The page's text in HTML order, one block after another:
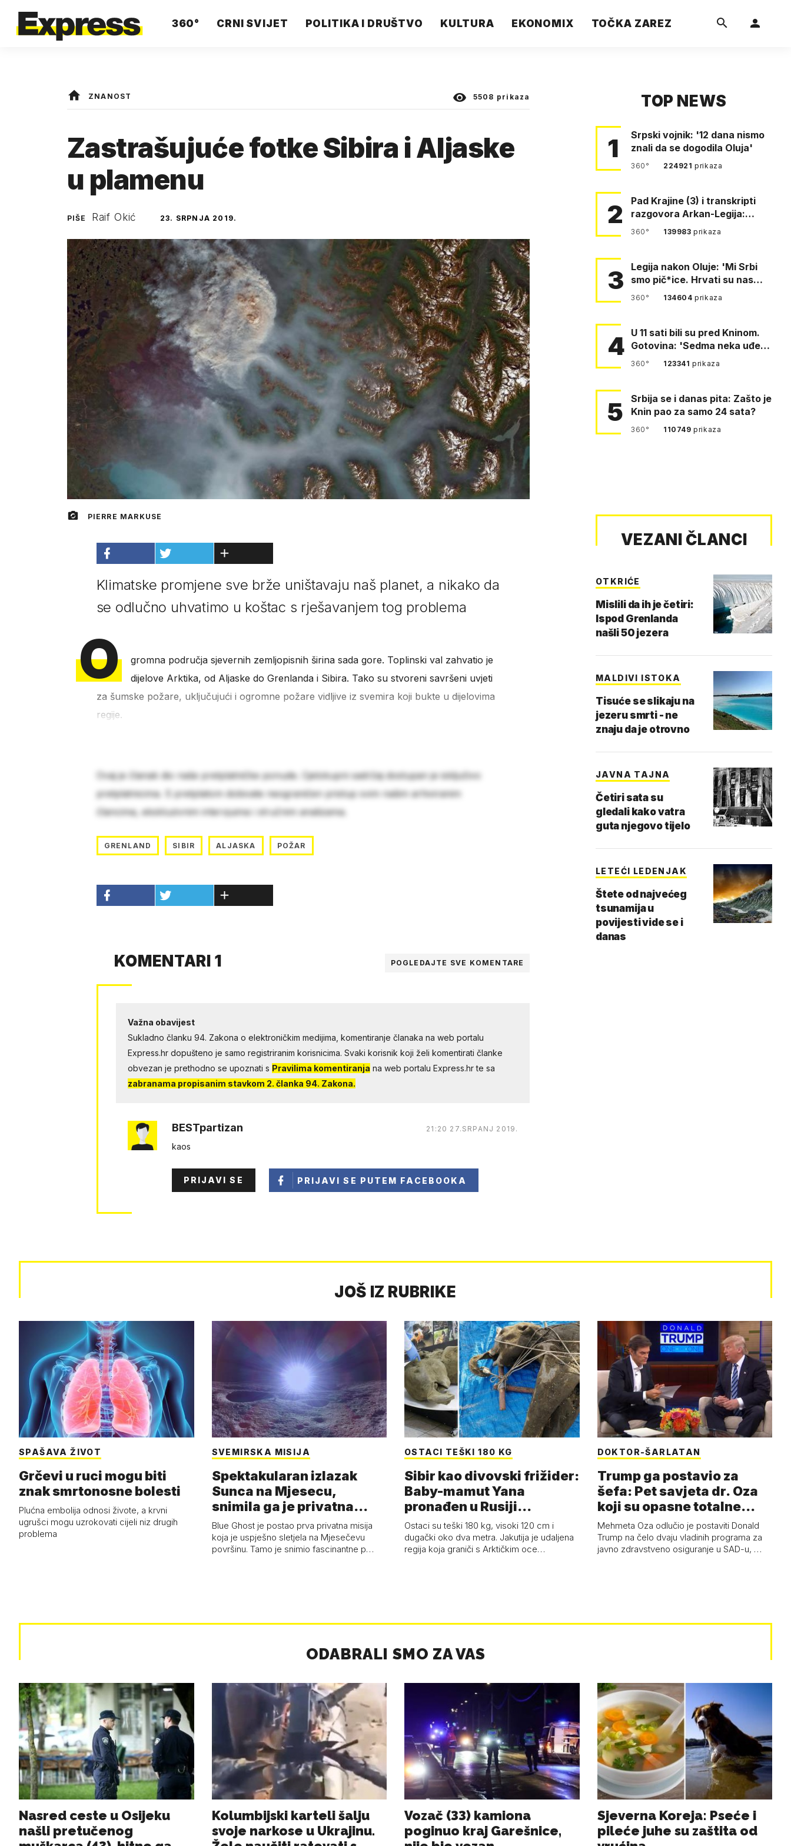
360° CRNI SVIJET POLITIKA I DRUŠTVO KULTURA EKONOMIX TOČKA ZAREZ
ZNANOST 5508 prikaza
Zastrašujuće fotke Sibira i Aljaske
u plamenu
PIŠE Raif Okić 23. SRPNJA 2019.
PIERRE MARKUSE
Klimatske promjene sve brže uništavaju naš planet, a nikako da
se odlučno uhvatimo u koštac s rješavanjem tog problema
O
gromna područja sjevernih zemljopisnih širina sada gore. Toplinski val zahvatio je
dijelove Arktika, od Aljaske do Grenlanda i Sibira. Tako su stvoreni savršeni uvjeti
za šumske požare, uključujući i ogromne požare vidljive iz svemira koji bukte u dijelovima
regije.
Ovaj je članak dio naše pretplatničke ponude. Cjelokupni sadržaj dostupan je isključivo
pretplatnicima. S pretplatom dobivate neograničen pristup svim našim arhiviranim
člancima, ekskluzivnim intervjuima i stručnim analizama.
GRENLAND SIBIR ALJASKA POŽAR
KOMENTARI 1 POGLEDAJTE SVE KOMENTARE
Važna obavijest
Sukladno članku 94. Zakona o elektroničkim medijima, komentiranje članaka na web portalu
Express.hr dopušteno je samo registriranim korisnicima. Svaki korisnik koji želi komentirati članke
obvezan je prethodno se upoznati s Pravilima komentiranja na web portalu Express.hr te sa
zabranama propisanim stavkom 2. članka 94. Zakona.
BESTpartizan 21:20 27.SRPANJ 2019.
kaos
PRIJAVI SE PRIJAVI SE PUTEM FACEBOOKA
TOP NEWS
1
Srpski vojnik: '12 dana nismo
znali da se dogodila Oluja'
360° 224921prikaza
2
Pad Krajine (3) i transkripti
razgovora Arkan-Legija:
'Čujem, prelazite ustašam…
360° 139983prikaza
3
Legija nakon Oluje: 'Mi Srbi
smo pič*ice. Hrvati su nas
pomeli!'
360° 134604prikaza
4 U 11 sati bili su pred Kninom.
Gotovina: 'Sedma neka uđe,
4. gardijska neka g…
360° 123341prikaza
5
Srbija se i danas pita: Zašto je
Knin pao za samo 24 sata?
360° 110749prikaza
VEZANI ČLANCI
OTKRIĆE
Mislili da ih je četiri:
Ispod Grenlanda
našli 50 jezera
MALDIVI ISTOKA
Tisuće se slikaju na
jezeru smrti - ne
znaju da je otrovno
JAVNA TAJNA
Četiri sata su
gledali kako vatra
guta njegovo tijelo
LETEĆI LEDENJAK
Štete od najvećeg
tsunamija u
povijesti vide se i
danas
JOŠ IZ RUBRIKE
SPAŠAVA ŽIVOT
Grčevi u ruci mogu biti
znak smrtonosne bolesti
Plućna embolija odnosi živote, a krvni
ugrušci mogu uzrokovati cijeli niz drugih
problema
SVEMIRSKA MISIJA
Spektakularan izlazak
Sunca na Mjesecu,
snimila ga je privatna
letjelica - 'Pla…
Blue Ghost je postao prva privatna misija
koja je uspješno sletjela na Mjesečevu
površinu. Tamo je snimio fascinantne p…
OSTACI TEŠKI 180 KG
Sibir kao divovski frižider:
Baby-mamut Yana
pronađen u Rusiji
najsačuvaniji je…
Ostaci su teški 180 kg, visoki 120 cm i
dugački oko dva metra. Jakutija je udaljena
regija koja graniči s Arktičkim oce…
DOKTOR-ŠARLATAN
Trump ga postavio za
šefa: Pet savjeta dr. Oza
koji su opasne totalne
budalašti…
Mehmeta Oza odlučio je postaviti Donald
Trump na čelo dvaju vladinih programa za
javno zdravstveno osiguranje u SAD-u, …